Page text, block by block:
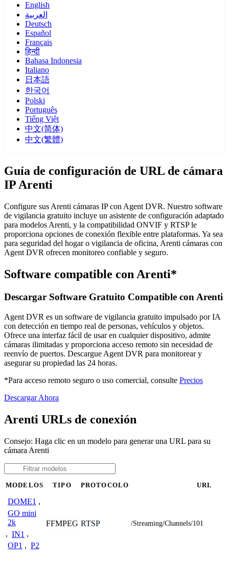
English
العربية
Deutsch
Español
Français
हिन्दी
Bahasa Indonesia
Italiano
日本語
한국어
Polski
Português
Tiếng Việt
中文(简体)
中文(繁體)
Guía de configuración de URL de cámara
IP Arenti
Configure sus Arenti cámaras IP con Agent DVR. Nuestro software
de vigilancia gratuito incluye un asistente de configuración adaptado
para modelos Arenti, y la compatibilidad ONVIF y RTSP le
proporciona opciones de conexión flexible entre plataformas. Ya sea
para seguridad del hogar o vigilancia de oficina, Arenti cámaras con
Agent DVR ofrecen monitoreo confiable y seguro.
Software compatible con Arenti*
Descargar Software Gratuito Compatible con Arenti
Agent DVR es un software de vigilancia gratuito impulsado por IA
con detección en tiempo real de personas, vehículos y objetos.
Ofrece una interfaz fácil de usar en cualquier dispositivo, admite
cámaras ilimitadas y proporciona acceso remoto sin necesidad de
reenvío de puertos. Descargue Agent DVR para monitorear y
asegurar su propiedad las 24 horas.
*Para acceso remoto seguro o uso comercial, consulte Precios
Descargar Ahora
Arenti URLs de conexión
Consejo: Haga clic en un modelo para generar una URL para su
cámara Arenti
MODELOS TIPO PROTOCOLO URL
DOME1 ,
GO mini
2k
, IN1 ,
OP1 , P2
FFMPEG RTSP /Streaming/Channels/101